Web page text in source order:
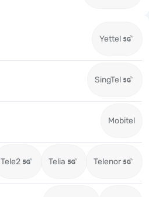
Yettel
SingTel
Mobitel
Tele2 Telia Telenor